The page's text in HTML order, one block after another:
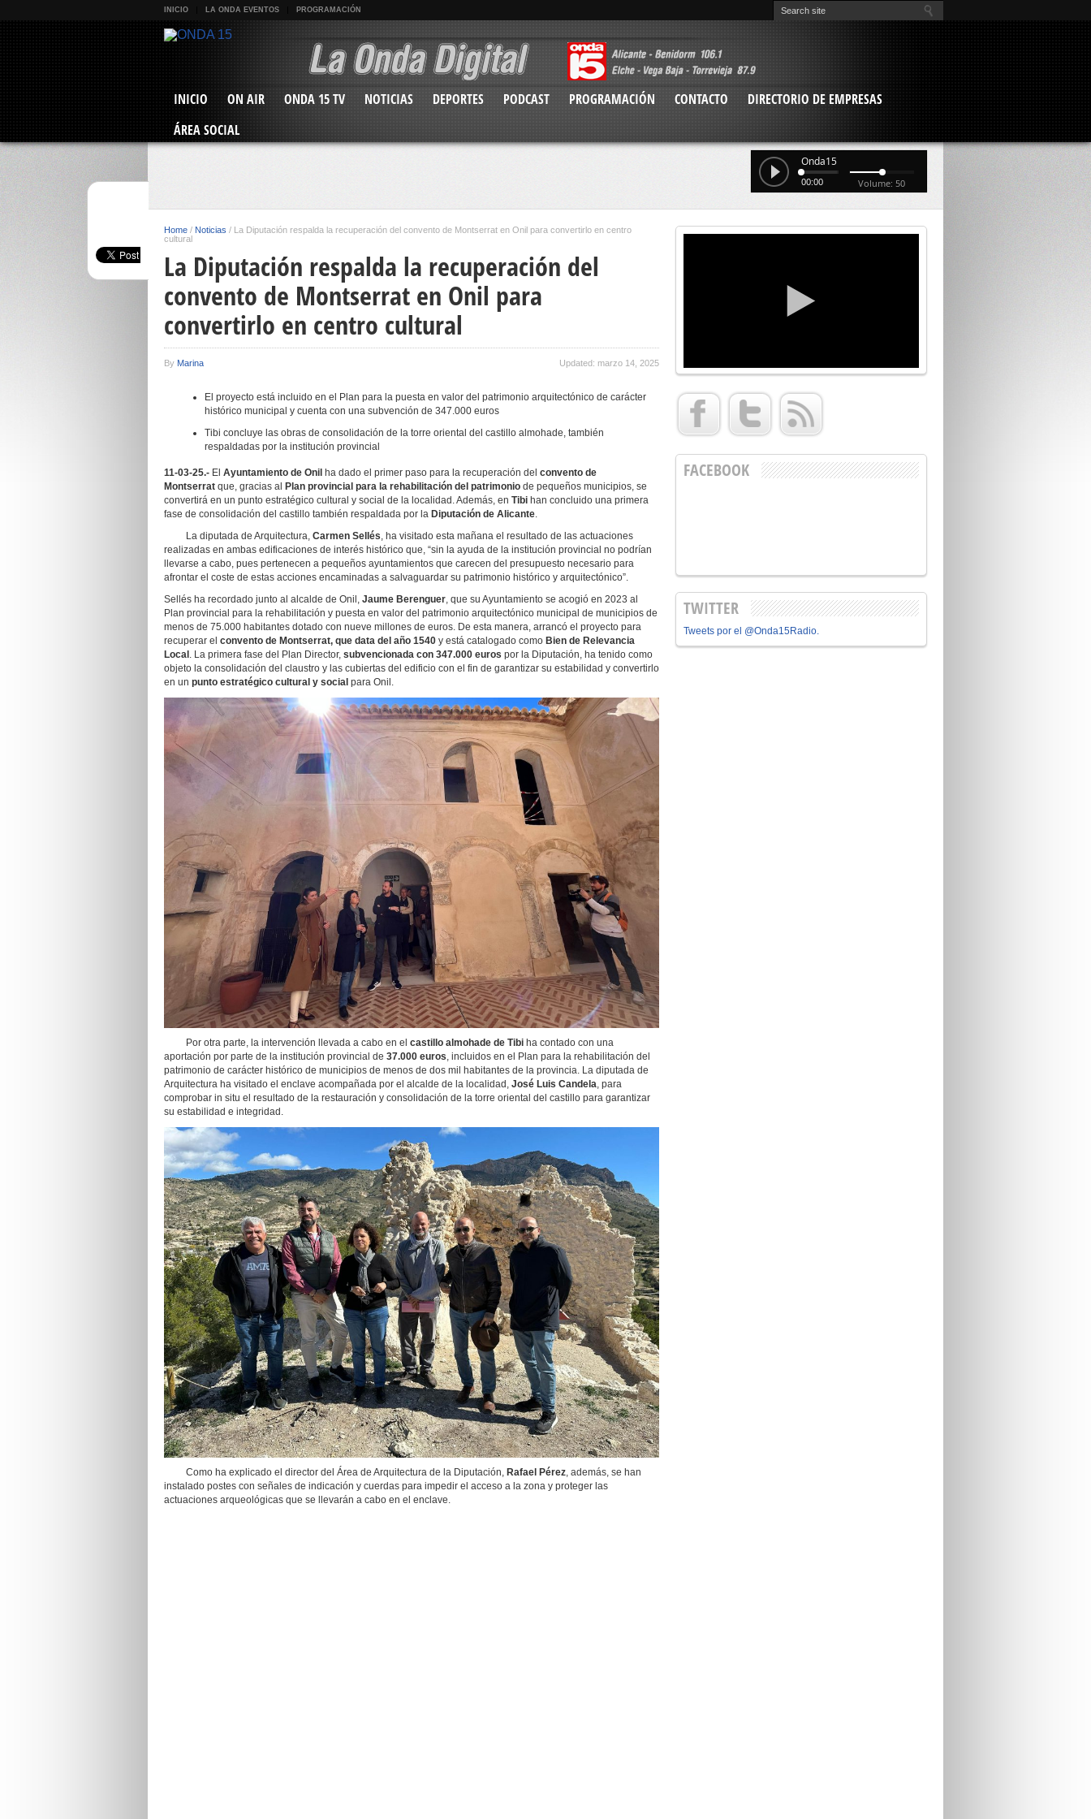
INICIO LA ONDA EVENTOS PROGRAMACIÓN
INICIO ON AIR ONDA 15 TV NOTICIAS DEPORTES PODCAST PROGRAMACIÓN CONTACTO
DIRECTORIO DE EMPRESAS
ÁREA SOCIAL
Onda15
00:00 Volume: 50
Home / Noticias / La Diputación respalda la recuperación del convento de Montserrat en Onil para convertirlo en centro
cultural
La Diputación respalda la recuperación del
convento de Montserrat en Onil para
convertirlo en centro cultural
By Marina Updated: marzo 14, 2025
El proyecto está incluido en el Plan para la puesta en valor del patrimonio arquitectónico de carácter
histórico municipal y cuenta con una subvención de 347.000 euros
Tibi concluye las obras de consolidación de la torre oriental del castillo almohade, también
respaldadas por la institución provincial
11-03-25.- El Ayuntamiento de Onil ha dado el primer paso para la recuperación del convento de
Montserrat que, gracias al Plan provincial para la rehabilitación del patrimonio de pequeños municipios, se
convertirá en un punto estratégico cultural y social de la localidad. Además, en Tibi han concluido una primera
fase de consolidación del castillo también respaldada por la Diputación de Alicante.
La diputada de Arquitectura, Carmen Sellés, ha visitado esta mañana el resultado de las actuaciones
realizadas en ambas edificaciones de interés histórico que, “sin la ayuda de la institución provincial no podrían
llevarse a cabo, pues pertenecen a pequeños ayuntamientos que carecen del presupuesto necesario para
afrontar el coste de estas acciones encaminadas a salvaguardar su patrimonio histórico y arquitectónico”.
Sellés ha recordado junto al alcalde de Onil, Jaume Berenguer, que su Ayuntamiento se acogió en 2023 al
Plan provincial para la rehabilitación y puesta en valor del patrimonio arquitectónico municipal de municipios de
menos de 75.000 habitantes dotado con nueve millones de euros. De esta manera, arrancó el proyecto para
recuperar el convento de Montserrat, que data del año 1540 y está catalogado como Bien de Relevancia
Local . La primera fase del Plan Director, subvencionada con 347.000 euros por la Diputación, ha tenido como
objeto la consolidación del claustro y las cubiertas del edificio con el fin de garantizar su estabilidad y convertirlo
en un punto estratégico cultural y social para Onil.
Por otra parte, la intervención llevada a cabo en el castillo almohade de Tibi ha contado con una
aportación por parte de la institución provincial de 37.000 euros, incluidos en el Plan para la rehabilitación del
patrimonio de carácter histórico de municipios de menos de dos mil habitantes de la provincia. La diputada de
Arquitectura ha visitado el enclave acompañada por el alcalde de la localidad, José Luis Candela, para
comprobar in situ el resultado de la restauración y consolidación de la torre oriental del castillo para garantizar
su estabilidad e integridad.
Como ha explicado el director del Área de Arquitectura de la Diputación, Rafael Pérez, además, se han
instalado postes con señales de indicación y cuerdas para impedir el acceso a la zona y proteger las
actuaciones arqueológicas que se llevarán a cabo en el enclave.
FACEBOOK
TWITTER
Tweets por el @Onda15Radio.